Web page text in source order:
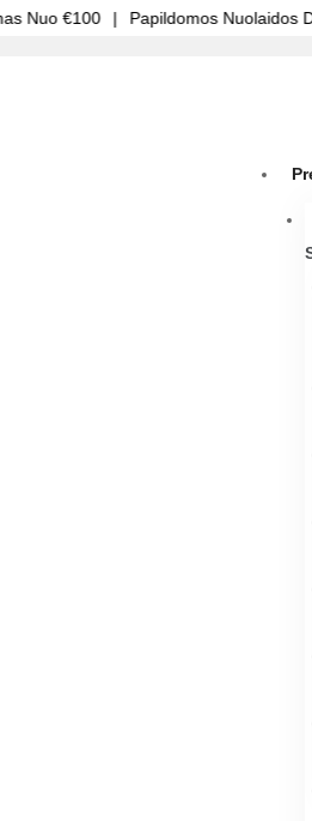
Nuo €100 | Papildomos Nuolaidos